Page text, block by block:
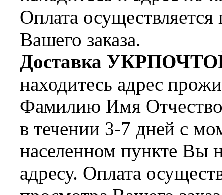
Оплата
Вашего заказа.
Доставка
находитесь адрес
Фамилию Имя Отчество
в течении 3-7 дней с
населенном пункте Вы
адресу. Оплата